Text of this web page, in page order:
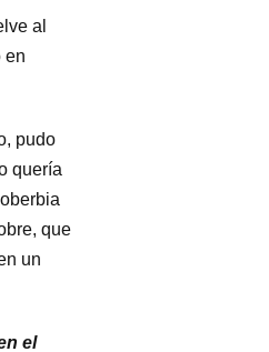
al
en
pudo
quería
que
un
el